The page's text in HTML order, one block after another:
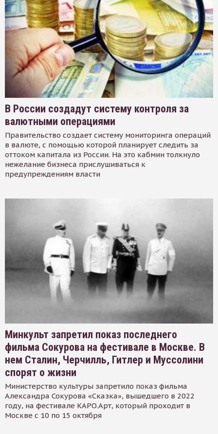
В России создадут систему контроля за
валютными операциями
Правительство создает систему мониторинга операций
в валюте, с помощью которой планирует следить за
оттоком капитала из России. На это кабмин толкнуло
нежелание бизнеса прислушиваться к
предупреждениям власти
Минкульт запретил показ последнего
фильма Сокурова на фестивале в Москве. В
нем Сталин, Черчилль, Гитлер и Муссолини
спорят о жизни
Министерство культуры запретило показ фильма
Александра Сокурова «Сказка», вышедшего в 2022
году, на фестивале КАРО.Арт, который проходит в
Москве с 10 по 15 октября